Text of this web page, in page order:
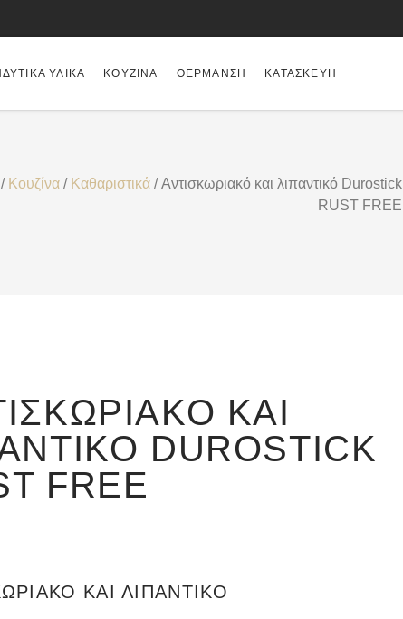
ΥΛΙΚΆ ΚΟΥΖΊΝΑ ΘΈΡΜΑΝΣΗ ΚΑΤΑΣΚΕΥΉ
/ Κουζίνα / Καθαριστικά / Αντισκωριακό και λιπαντικό Durostick
RUST FREE
ΚΑΙ
DUROSTICK
FREE
ΚΑΙ ΛΙΠΑΝΤΙΚΌ